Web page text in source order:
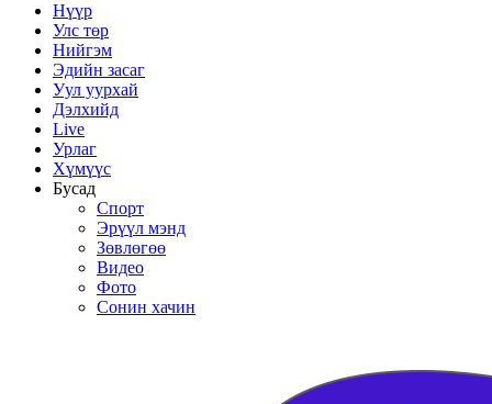
Нүүр
Улс төр
Нийгэм
Эдийн засаг
Уул уурхай
Дэлхийд
Live
Урлаг
Хүмүүс
Бусад
Спорт
Эрүүл мэнд
Зөвлөгөө
Видео
Фото
Сонин хачин